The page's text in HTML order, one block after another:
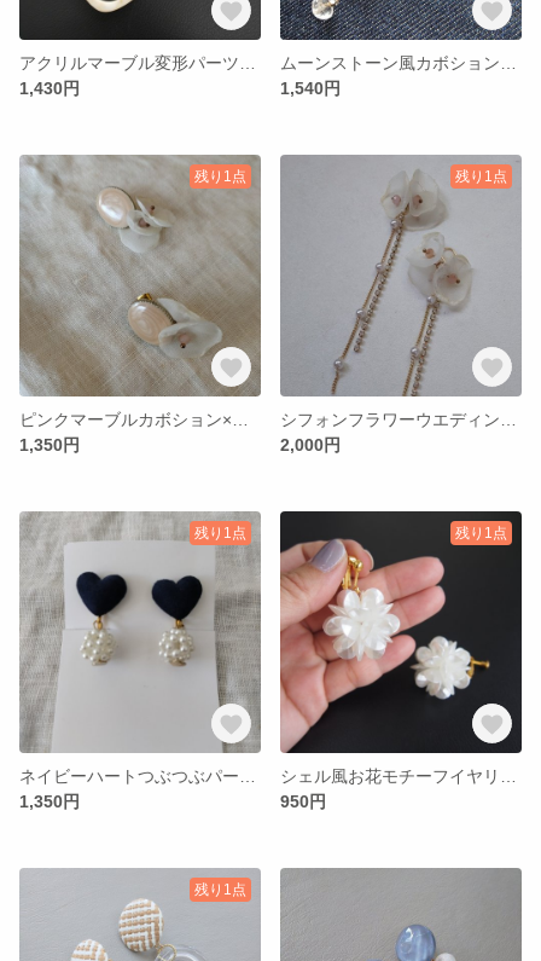
1,430円
1,540円
残り1点
1,350円
残り1点
2,000円
残り1点
1,350円
残り1点
950円
残り1点